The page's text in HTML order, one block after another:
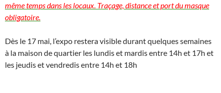
même temps dans les locaux. Traçage, distance et port du masque
obligatoire.
Dès le 17 mai, l’expo restera visible durant quelques semaines
à la maison de quartier les lundis et mardis entre 14h et 17h et
les jeudis et vendredis entre 14h et 18h